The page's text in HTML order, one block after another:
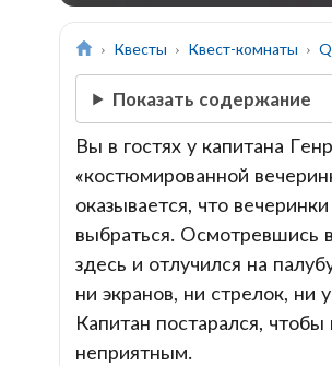
Квесты Квест-комнаты
Показать содержание
Вы в гостях у капитана
«костюмированной
оказывается, что
выбраться. Осмотревшись
здесь и отлучился на
ни экранов, ни стрелок, ни
Капитан постарался,
неприятным.